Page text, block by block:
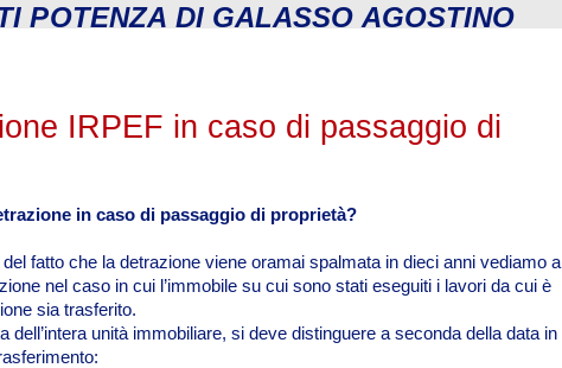
POTENZA DI GALASSO AGOSTINO
IRPEF in caso di passaggio di
in caso di passaggio di proprietà?
fatto che la detrazione viene oramai spalmata in dieci anni vediamo a
nel caso in cui l’immobile su cui sono stati eseguiti i lavori da cui è
sia trasferito.
dell’intera unità immobiliare, si deve distinguere a seconda della data in